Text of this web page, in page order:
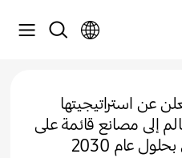
عن استراتيجيتها
إلى مصانع قائمة على
عام 2030